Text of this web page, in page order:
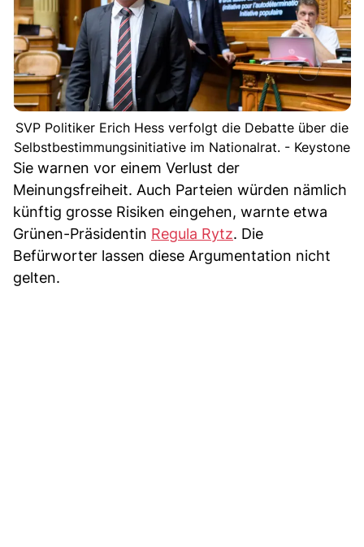
SVP Politiker Erich Hess verfolgt die Debatte über die
Selbstbestimmungsinitiative im Nationalrat. - Keystone
Sie warnen vor einem Verlust der
Meinungsfreiheit. Auch Parteien würden nämlich
künftig grosse Risiken eingehen, warnte etwa
Grünen-Präsidentin Regula Rytz. Die
Befürworter lassen diese Argumentation nicht
gelten.